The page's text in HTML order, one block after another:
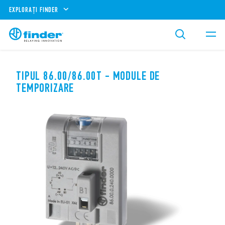
EXPLORAȚI FINDER
TIPUL 86.00/86.00T - MODULE DE
TEMPORIZARE